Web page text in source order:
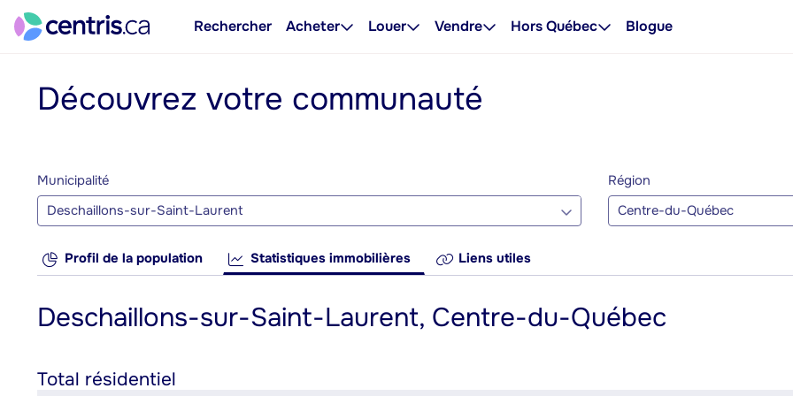
Rechercher Acheter Louer Vendre Hors Québec Blogue
Découvrez votre communauté
Municipalité
Deschaillons-sur-Saint-Laurent
Région
Centre-du-Québec
Profil de la population Statistiques immobilières Liens utiles
Deschaillons-sur-Saint-Laurent, Centre-du-Québec
Total résidentiel